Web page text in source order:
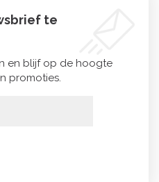
te
en blijf op de hoogte
promoties.